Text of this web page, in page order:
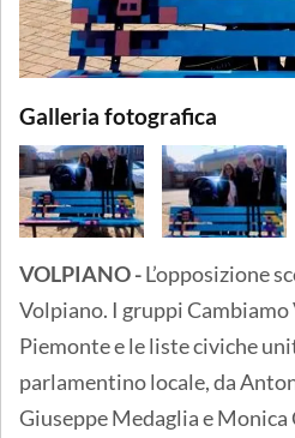
Galleria fotografica
VOLPIANO -L’opposizione
Volpiano. I gruppi Cambiamo
Piemonte e le liste civiche
parlamentino locale, da
Giuseppe Medaglia e